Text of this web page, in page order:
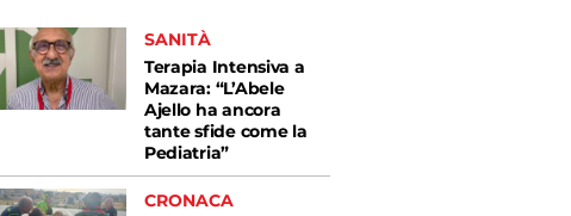
SANITÀ
Terapia Intensiva a
Mazara: “L’Abele
Ajello ha ancora
tante sfide come la
Pediatria”
CRONACA